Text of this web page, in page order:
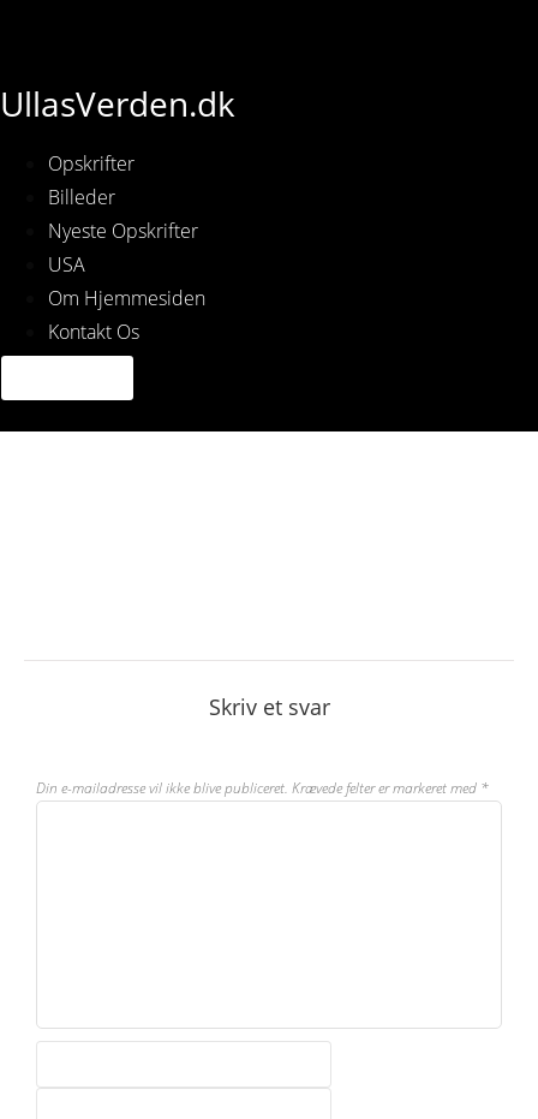
UllasVerden.dk
Opskrifter
Billeder
Nyeste Opskrifter
USA
Om Hjemmesiden
Kontakt Os
Skriv et svar
Din e-mailadresse vil ikke blive publiceret. Krævede felter er markeret med *